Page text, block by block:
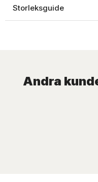
Storleksguide
Andra